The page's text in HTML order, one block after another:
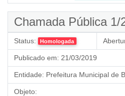
Chamada Pública 1/
Status: Homologada
Publicado em: 21/03/2019
Entidade: Prefeitura Municipal de
Objeto: